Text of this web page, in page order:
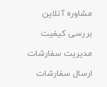
مشاوره آنلاین
بررسی کیفیت
مدیریت سفارشات
ارسال سفارشات